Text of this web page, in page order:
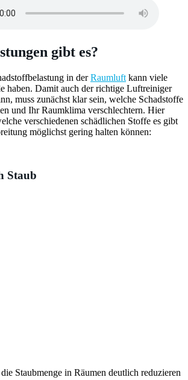
gibt es?
in derRaumluft kann viele
haben. Damit auch der richtige Luftreiniger
muss zunächst klar sein, welche Schadstoffe
und Ihr Raumklima verschlechtern. Hier
verschiedenen schädlichen Stoffe es gibt
möglichst gering halten können:
Staub
Staubmenge in Räumen deutlich reduzieren